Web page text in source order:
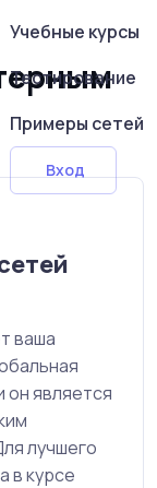
Учебные курсы
Тестирование
Примеры сетей
Вход
ваша
он является
лучшего
в курсе